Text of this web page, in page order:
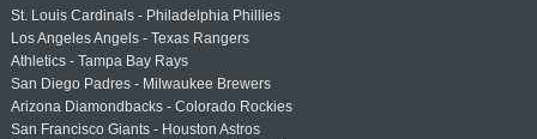
St. Louis Cardinals - Philadelphia Phillies
Los Angeles Angels - Texas Rangers
Athletics - Tampa Bay Rays
San Diego Padres - Milwaukee Brewers
Arizona Diamondbacks - Colorado Rockies
San Francisco Giants - Houston Astros